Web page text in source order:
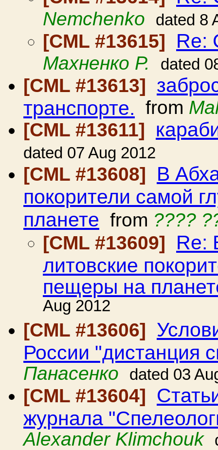
Nemchenko dated 8
[CML #13615] Re:
Махненко Р. dated
[CML #13613]
транспорте. from
[CML #13611]
dated 07 Aug 2012
[CML #13608]
В
покорители самой
планете from ????
[CML #13609]
Re:
литовские
пещеры на
Aug 2012
[CML #13606]
России "дистанция
Панасенко
dated 03
[CML #13604]
журнала
Alexander Klimchouk